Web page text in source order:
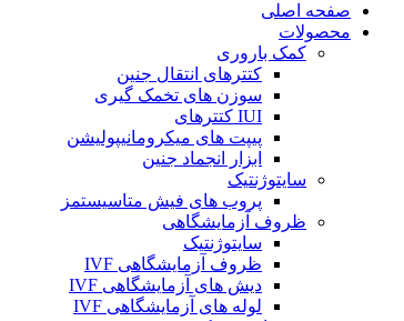
صفحه اصلی
محصولات
کمک باروری
کتترهای انتقال جنین
سوزن های تخمک گیری
IUI کتترهای
پیپت های میکرومانیپولیشن
ابزار انجماد جنین
سایتوژنتیک
پروب های فیش متاسیستمز
ظروف آزمایشگاهی
سایتوژنتیک
ظروف آزمایشگاهی IVF
دیش های آزمایشگاهی IVF
لوله های آزمایشگاهی IVF